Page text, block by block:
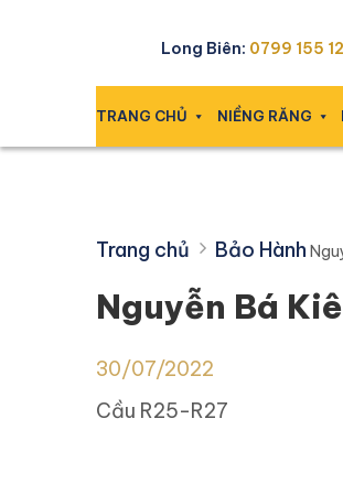
Nguyễn Bá Kiên
Long Biên: 0799 155
TRANG CHỦ NIỀNG RĂNG
Trang chủ Bảo Hành
Nguyễn Bá
30/07/2022
Cầu R25-R27